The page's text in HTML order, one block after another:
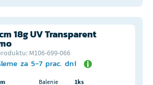
18g UV Transparent
M106-699-066
za 5-7 prac. dní
Balenie
1ks